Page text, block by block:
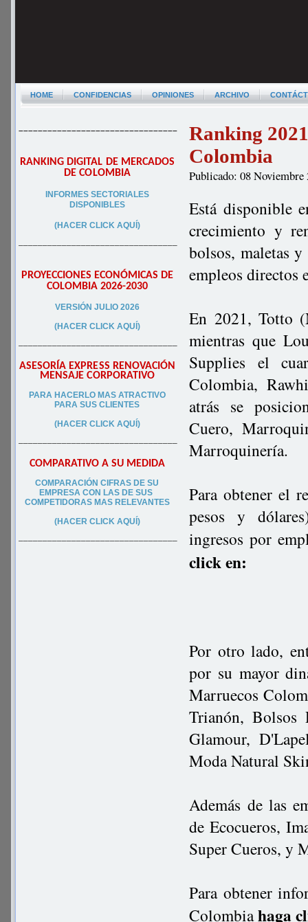
HOME CONFIDENCIAS OPINIONES ARCHIVO
–––––––––––––––––––––––––––––––––
RANKING DIGITAL DE MERCADOS
DE COLOMBIA
INFORMES SECTORIALES
DISPONIBLES
(HACER CLICK AQUÍ)
–––––––––––––––––––––––––––––––––
PROYECCIONES ECONÓMICAS DE
COLOMBIA 2026-2030
VERSIÓN JULIO 2026
(HACER CLICK AQUÍ)
–––––––––––––––––––––––––––––––––
ASESORÍA EXPRESS RENOVACIÓN
MENSAJE CORPORATIVO
PARA HACERLO MAS ATRACTIVO
PARA SUS CLIENTES
(HACER CLICK AQUÍ)
–––––––––––––––––––––––––––––––––
COMPARATIVO A SU MEDIDA
COMPARACIÓN CIFRAS DE SU
EMPRESA CON LAS DE SUS
COMPETIDORAS MAS RELEVANTES
(HACER CLICK AQUÍ)
–––––––––––––––––––––––––––––––––
Ranking
Colombia
Publicado: 08 Noviembre
Está disponible
crecimiento y
bolsos, maletas
empleos directos
En 2021, Totto
mientras que
Supplies el
Colombia,
atrás se
Cuero,
Marroquinería.
Para obtener el
pesos y
ingresos por
click en:
Por otro lado,
por su mayor
Marruecos
Trianón, Bolsos
Glamour,
Moda Natural
Además de las
de Ecocueros,
Super Cueros, y
Para obtener
Colombiahaga